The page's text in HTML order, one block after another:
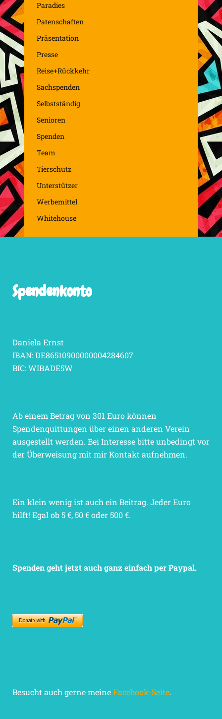
Paradies
Patenschaften
Präsentation
Presse
Reise+Rückkehr
Sachspenden
Selbstständig
Senioren
Spenden
Team
Tierschutz
Unterstützer
Werbemittel
Whitehouse
Spendenkonto
Daniela Ernst
IBAN: DE86510900000004284607
BIC: WIBADE5W
Ab einem Betrag von 301 Euro können
Spendenquittungen über einen anderen Verein
ausgestellt werden. Bei Interesse bitte unbedingt vor
der Überweisung mit mir Kontakt aufnehmen.
Ein klein wenig ist auch ein Beitrag. Jeder Euro
hilft! Egal ob 5 €, 50 € oder 500 €.
Spenden geht jetzt auch ganz einfach per Paypal.
Besucht auch gerne meineFacebook-Seite.